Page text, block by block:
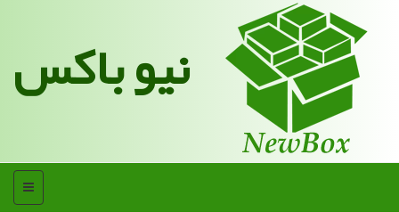
نیو باکس
منو